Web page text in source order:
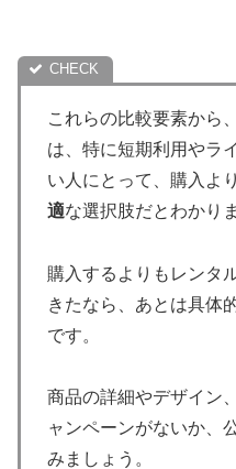
これらの比較要素から
は、特に短期利用やラ
い人にとって、購入よ
適な選択肢だとわかり
購入するよりもレンタ
きたなら、あとは具体
です。
商品の詳細やデザイン
ャンペーンがないか、
みましょう。